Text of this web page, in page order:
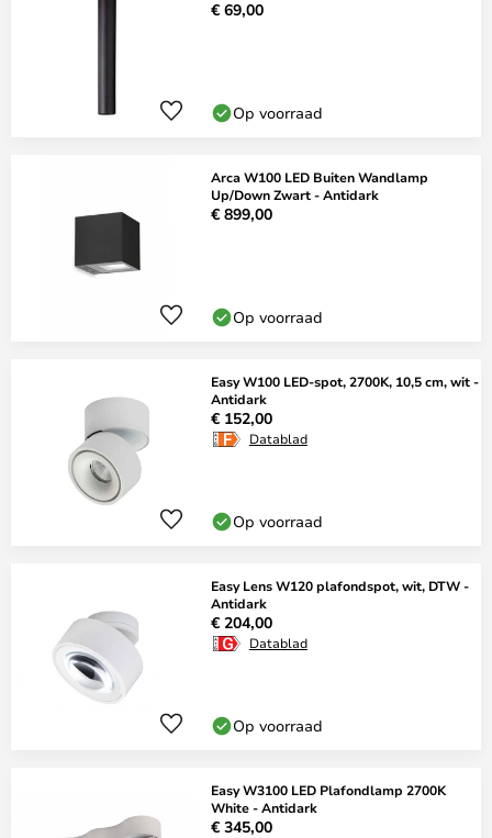
€ 69,00
Op voorraad
Arca W100 LED Buiten Wandlamp
Up/Down Zwart - Antidark
€ 899,00
Op voorraad
Easy W100 LED-spot, 2700K, 10,5 cm, wit -
Antidark
€ 152,00
Datablad
Op voorraad
Easy Lens W120 plafondspot, wit, DTW -
Antidark
€ 204,00
Datablad
Op voorraad
Easy W3100 LED Plafondlamp 2700K
White - Antidark
€ 345,00